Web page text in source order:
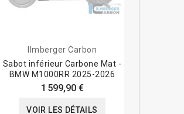
Ilmberger Carbon
Sabot inférieur Carbone Mat -
BMW M1000RR 2025-2026
1 599,90 €
VOIR LES DÉTAILS